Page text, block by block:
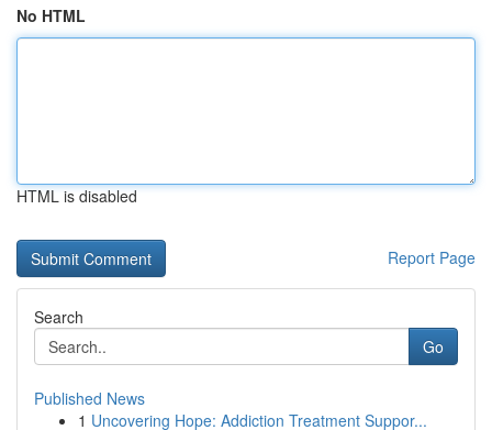
No HTML
HTML is disabled
Report Page
Search
Go
Published News
1 Uncovering Hope: Addiction Treatment Suppor...